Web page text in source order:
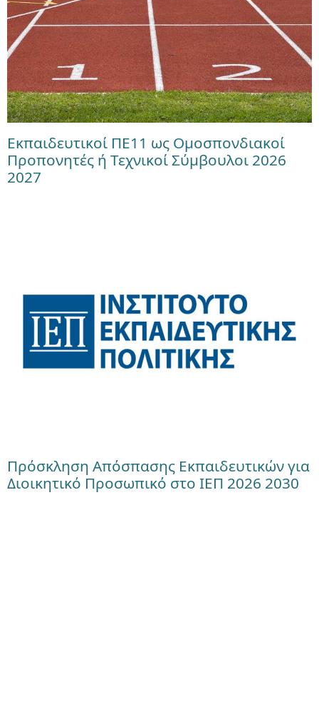
Εκπαιδευτικοί ΠΕ11 ως Ομοσπονδιακοί
Προπονητές ή Τεχνικοί Σύμβουλοι 2026
2027
Πρόσκληση Απόσπασης Εκπαιδευτικών για
Διοικητικό Προσωπικό στο ΙΕΠ 2026 2030